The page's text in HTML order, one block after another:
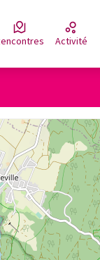
Rencontres Activité